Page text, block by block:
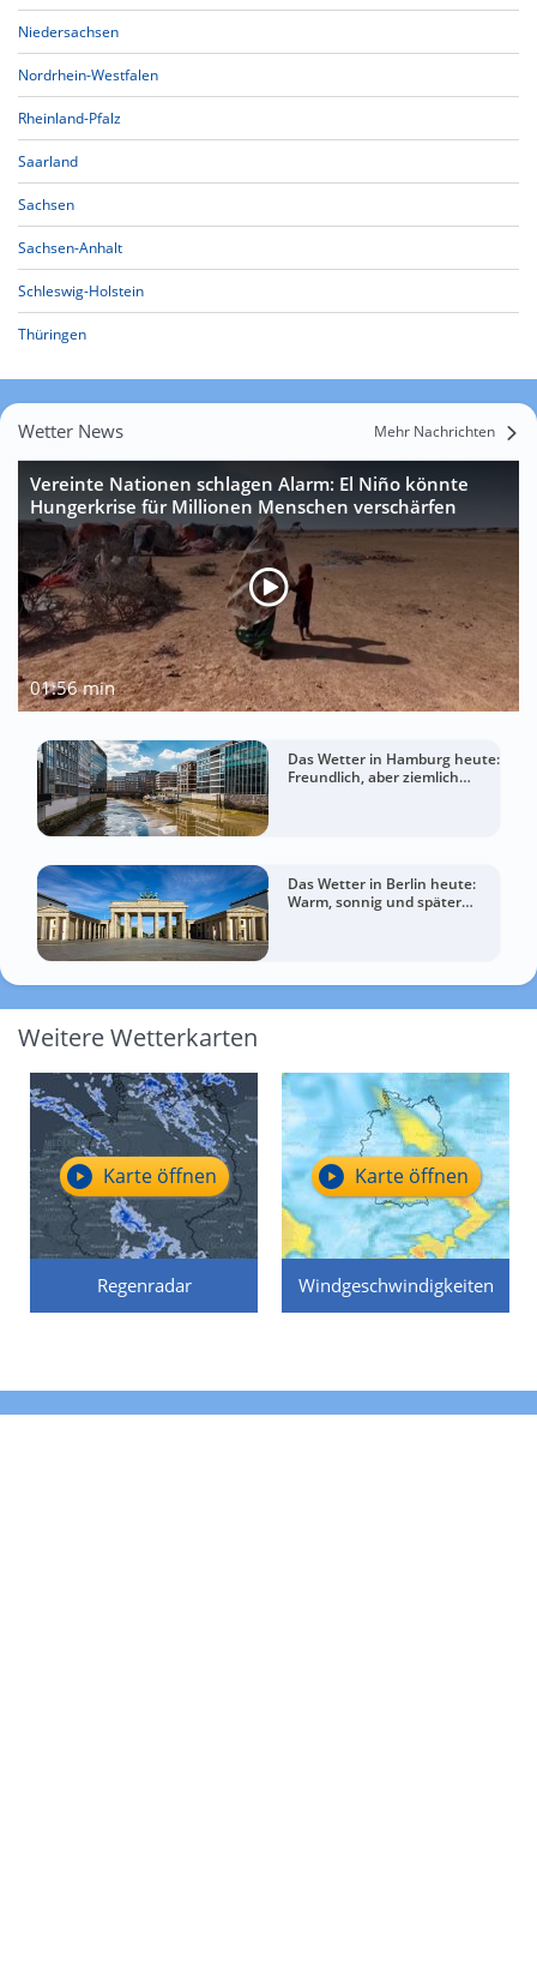
Niedersachsen
Nordrhein-Westfalen
Rheinland-Pfalz
Saarland
Sachsen
Sachsen-Anhalt
Schleswig-Holstein
Thüringen
Wetter News Mehr Nachrichten
Vereinte Nationen schlagen Alarm: El Niño könnte
Hungerkrise für Millionen Menschen verschärfen
01:56 min
Das Wetter in Hamburg heute:
Freundlich, aber ziemlich
Das Wetter in Berlin heute:
Warm, sonnig und später
Weitere Wetterkarten
Regenradar
Karte öffnen
Windgeschwindigkeiten
Karte öffnen